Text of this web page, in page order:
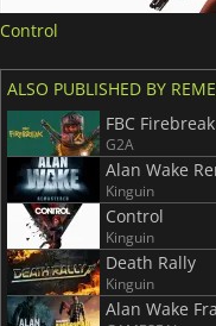
Control
ALSO PUBLISHED BY
FBC Firebreak
G2A
Alan Wake
Kinguin
Control
Kinguin
Death Rally
Kinguin
Alan Wake